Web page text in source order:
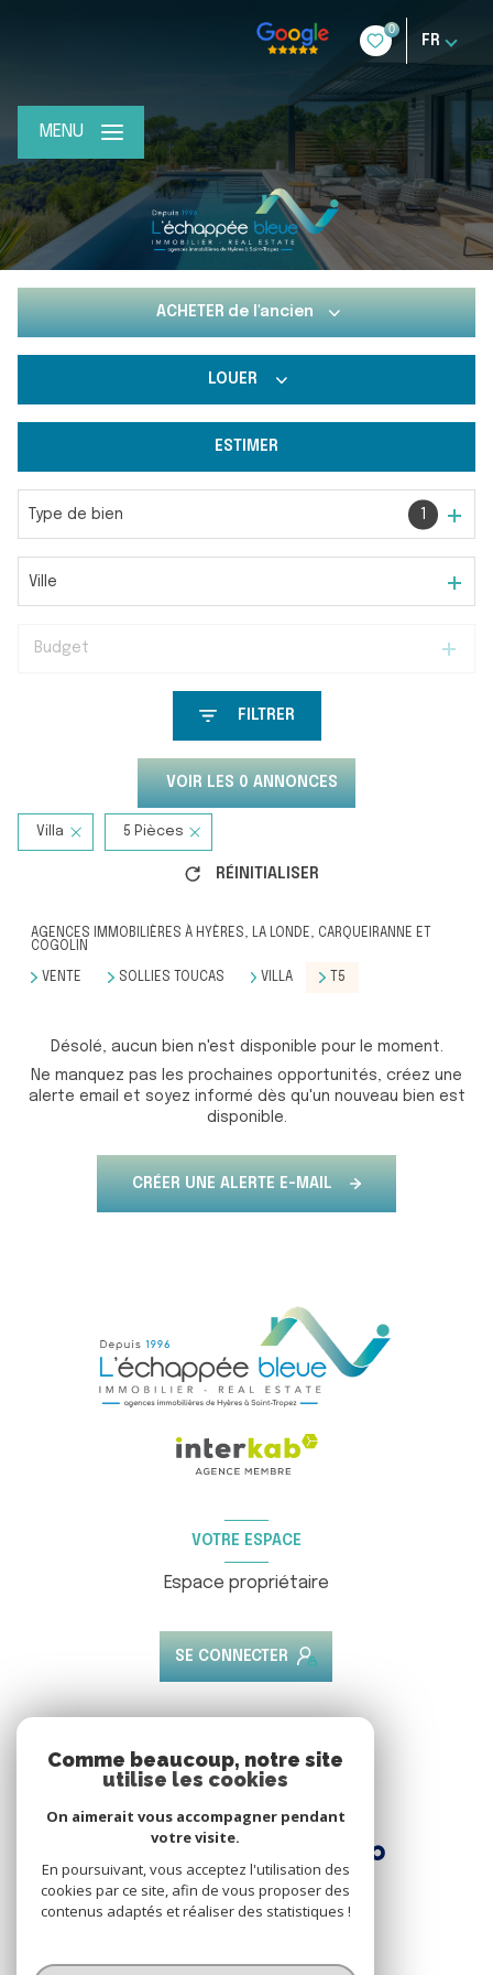
0
FR
MENU
ACHETER de l'ancien
Du neuf
LOUER
De l'immo pro
ESTIMER
Type de bien 1
Ville
Budget
FILTRER
VOIR LES 0 ANNONCES
Villa 5 Pièces
RÉINITIALISER
AGENCES IMMOBILIÈRES À HYÈRES, LA LONDE, CARQUEIRANNE ET
COGOLIN
VENTE SOLLIES TOUCAS VILLA T5
Désolé, aucun bien n'est disponible pour le moment.
Ne manquez pas les prochaines opportunités, créez une
alerte email et soyez informé dès qu'un nouveau bien est
disponible.
CRÉER UNE ALERTE E-MAIL
VOTRE ESPACE
Espace propriétaire
SE CONNECTER
Nous adhérons
© 2026 | Tous droits réservés
Comme beaucoup, notre site
utilise les cookies
On aimerait vous accompagner pendant
votre visite.
En poursuivant, vous acceptez l'utilisation des
cookies par ce site, afin de vous proposer des
contenus adaptés et réaliser des statistiques !